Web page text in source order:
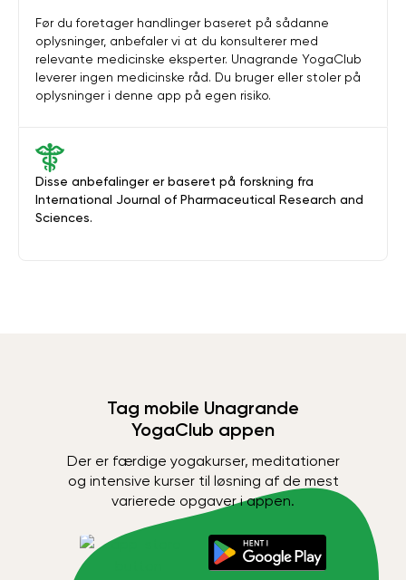
Disse anbefalinger er baseret på forskning fra
International Journal of Pharmaceutical Research and
Sciences.
Før du foretager handlinger baseret på sådanne
oplysninger, anbefaler vi at du konsulterer med
relevante medicinske eksperter. Unagrande YogaClub
leverer ingen medicinske råd. Du bruger eller stoler på
oplysninger i denne app på egen risiko.
Tag mobile Unagrande
YogaClub appen
Der er færdige yogakurser, meditationer
og intensive kurser til løsning af de mest
varierede opgaver i appen.